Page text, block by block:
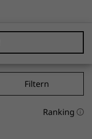
Filtern
Ranking